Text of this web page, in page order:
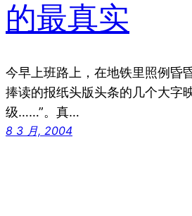
的最真实
今早上班路上，在地铁里照例昏
捧读的报纸头版头条的几个大字
级……”。真…
8 3 月, 2004